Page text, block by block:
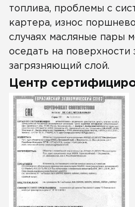
топлива, проблемы с
картера, износ
случаях масляные пары
оседать на поверхности
загрязняющий слой.
Центр